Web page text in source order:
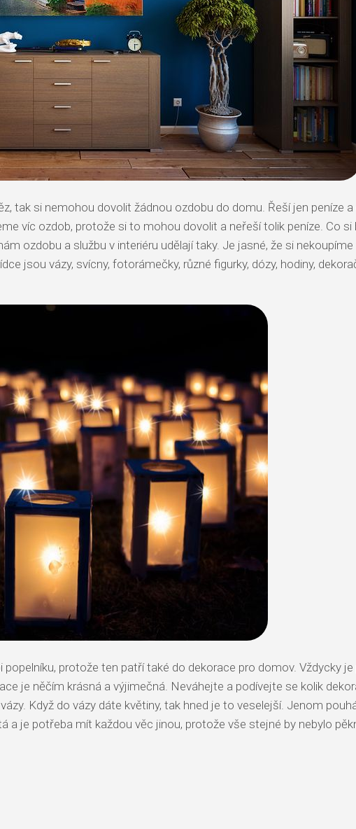
tak si nemohou dovolit žádnou ozdobu do domu. Řeší jen peníze
víc ozdob, protože si to mohou dovolit a neřeší tolik peníze. Co
ozdobu a službu v interiéru udělají taky. Je jasné, že si
jsou vázy, svícny, fotorámečky, různé figurky, dózy, hodiny,
protože ten patří také do dekorace pro domov. Vždycky
je něčím krásná a výjimečná. Neváhejte a podívejte se kolik
Když do vázy dáte květiny, tak hned je to veselejší. Jenom
a je potřeba mít každou věc jinou, protože vše stejné by nebylo